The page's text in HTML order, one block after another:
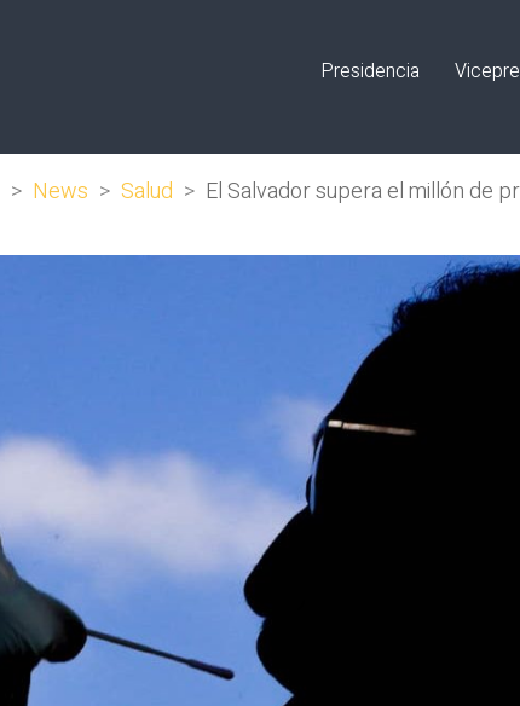
Presidencia
> News > Salud > El Salvador supera el millón de